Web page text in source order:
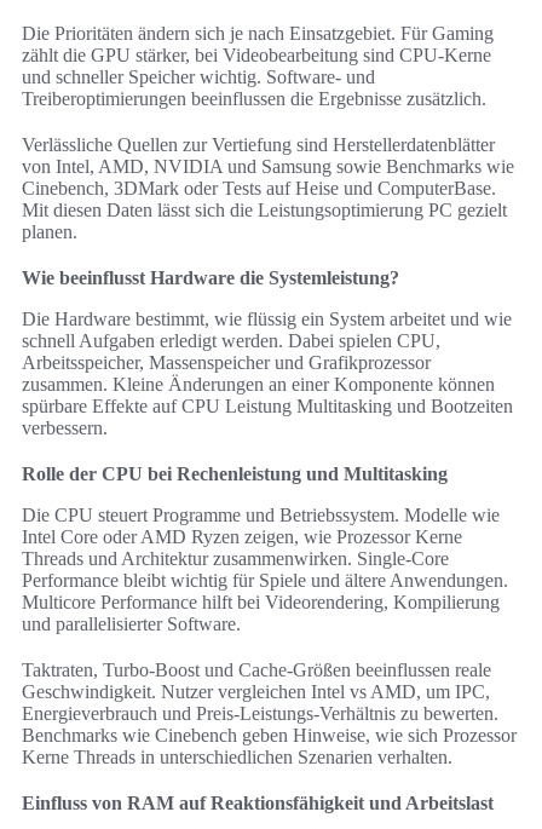
Die Prioritäten ändern sich je nach Einsatzgebiet. Für Gaming
zählt die GPU stärker, bei Videobearbeitung sind CPU-Kerne
und schneller Speicher wichtig. Software‑ und
Treiberoptimierungen beeinflussen die Ergebnisse zusätzlich.
Verlässliche Quellen zur Vertiefung sind Herstellerdatenblätter
von Intel, AMD, NVIDIA und Samsung sowie Benchmarks wie
Cinebench, 3DMark oder Tests auf Heise und ComputerBase.
Mit diesen Daten lässt sich die Leistungsoptimierung PC gezielt
planen.
Wie beeinflusst Hardware die Systemleistung?
Die Hardware bestimmt, wie flüssig ein System arbeitet und wie
schnell Aufgaben erledigt werden. Dabei spielen CPU,
Arbeitsspeicher, Massenspeicher und Grafikprozessor
zusammen. Kleine Änderungen an einer Komponente können
spürbare Effekte auf CPU Leistung Multitasking und Bootzeiten
verbessern.
Rolle der CPU bei Rechenleistung und Multitasking
Die CPU steuert Programme und Betriebssystem. Modelle wie
Intel Core oder AMD Ryzen zeigen, wie Prozessor Kerne
Threads und Architektur zusammenwirken. Single-Core
Performance bleibt wichtig für Spiele und ältere Anwendungen.
Multicore Performance hilft bei Videorendering, Kompilierung
und parallelisierter Software.
Taktraten, Turbo-Boost und Cache-Größen beeinflussen reale
Geschwindigkeit. Nutzer vergleichen Intel vs AMD, um IPC,
Energieverbrauch und Preis-Leistungs-Verhältnis zu bewerten.
Benchmarks wie Cinebench geben Hinweise, wie sich Prozessor
Kerne Threads in unterschiedlichen Szenarien verhalten.
Einfluss von RAM auf Reaktionsfähigkeit und Arbeitslast